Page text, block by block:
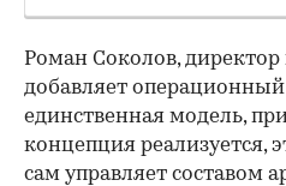
Роман Соколов,
добавляет операционный
единственная модель,
концепция реализуется,
сам управляет составом